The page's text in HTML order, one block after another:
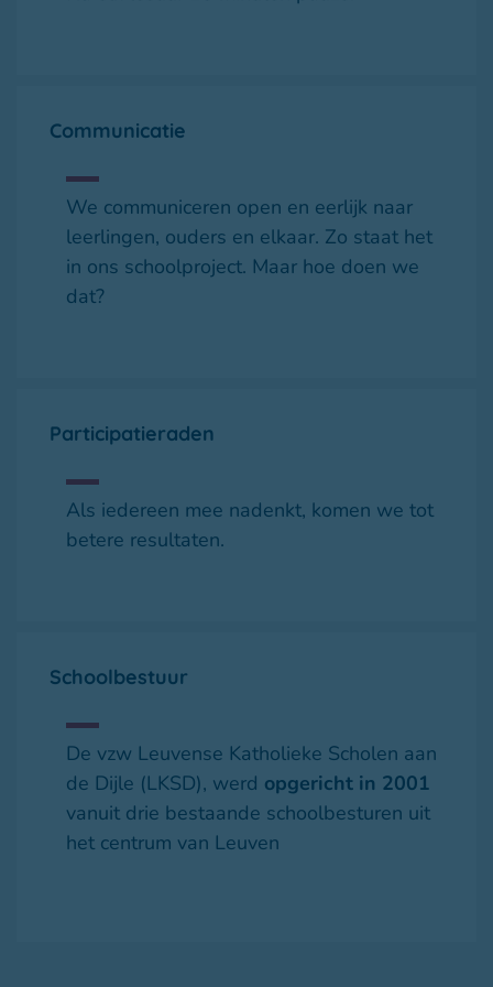
Communicatie
We communiceren open en eerlijk naar
leerlingen, ouders en elkaar. Zo staat het
in ons schoolproject. Maar hoe doen we
dat?
Participatieraden
Als iedereen mee nadenkt, komen we tot
betere resultaten.
Schoolbestuur
De vzw Leuvense Katholieke Scholen aan
de Dijle (LKSD), werd opgericht in 2001
vanuit drie bestaande schoolbesturen uit
het centrum van Leuven
use of the owner of the website visited.